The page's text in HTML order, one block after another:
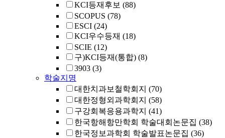
KCI등재후보 (88)
SCOPUS (78)
ESCI (24)
KCI우수등재 (18)
SCIE (12)
구)KCI등재(통합) (8)
3903 (3)
학술지명
대한치과보철학회지 (70)
대한정형외과학회지 (58)
구강회복응용과학지 (41)
한국항해항만학회 학술대회논문집 (38)
한국정보과학회 학술발표논문집 (36)